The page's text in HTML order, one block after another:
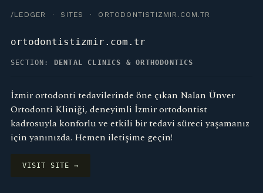
/LEDGER · SITES · ORTODONTISTIZMIR.COM.TR
ortodontistizmir.com.tr
SECTION: DENTAL CLINICS & ORTHODONTICS
İzmir ortodonti tedavilerinde öne çıkan Nalan Ünver
Ortodonti Kliniği, deneyimli İzmir ortodontist
kadrosuyla konforlu ve etkili bir tedavi süreci yaşamanız
için yanınızda. Hemen iletişime geçin!
VISIT SITE →